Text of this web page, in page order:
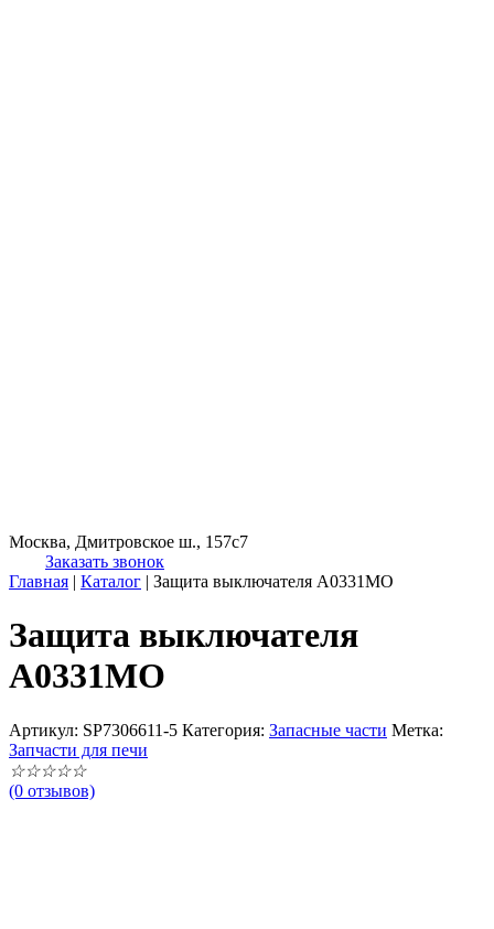
Москва, Дмитровское ш., 157с7
Заказать звонок
Главная | Каталог | Защита выключателя A0331MO
Защита выключателя
A0331MO
Артикул: SP7306611-5 Категория: Запасные части Метка:
Запчасти для печи
☆☆☆☆☆
(0 отзывов)